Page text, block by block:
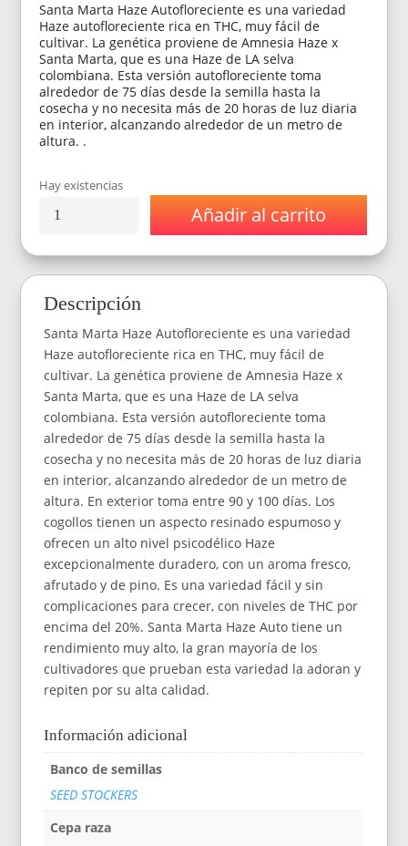
Santa Marta Haze Autofloreciente es una variedad
Haze autofloreciente rica en THC, muy fácil de
cultivar. La genética proviene de Amnesia Haze x
Santa Marta, que es una Haze de LA selva
colombiana. Esta versión autofloreciente toma
alrededor de 75 días desde la semilla hasta la
cosecha y no necesita más de 20 horas de luz diaria
en interior, alcanzando alrededor de un metro de
altura. .
Hay existencias
Semillas
Seeds
Santa
Haze
x3
cantidad
Añadir al carrito
Descripción
Santa Marta Haze Autofloreciente es una variedad
Haze autofloreciente rica en THC, muy fácil de
cultivar. La genética proviene de Amnesia Haze x
Santa Marta, que es una Haze de LA selva
colombiana. Esta versión autofloreciente toma
alrededor de 75 días desde la semilla hasta la
cosecha y no necesita más de 20 horas de luz diaria
en interior, alcanzando alrededor de un metro de
altura. En exterior toma entre 90 y 100 días. Los
cogollos tienen un aspecto resinado espumoso y
ofrecen un alto nivel psicodélico Haze
excepcionalmente duradero, con un aroma fresco,
afrutado y de pino. Es una variedad fácil y sin
complicaciones para crecer, con niveles de THC por
encima del 20%. Santa Marta Haze Auto tiene un
rendimiento muy alto, la gran mayoría de los
cultivadores que prueban esta variedad la adoran y
repiten por su alta calidad.
Información adicional
Banco de semillas
SEED STOCKERS
Cepa raza